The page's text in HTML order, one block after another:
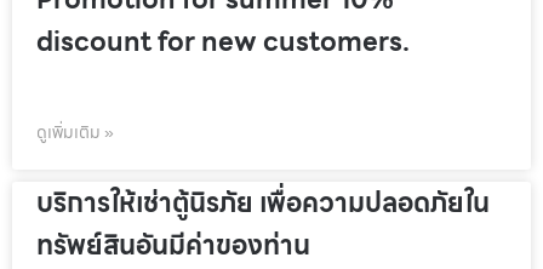
discount for new customers.
ดูเพิ่มเติม »
บริการให้เช่าตู้นิรภัย เพื่อความปลอดภัยใน
ทรัพย์สินอันมีค่าของท่าน